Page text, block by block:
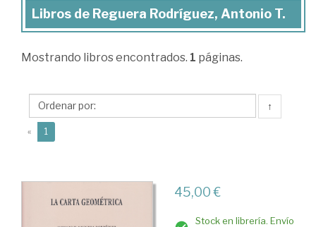
Libros
Reguera
Antonio
T.
Libros de Reguera Rodríguez, Antonio T.
Mostrando libros encontrados. 1 páginas.
↑
« 1
45,00 €
Stock en librería. Envío